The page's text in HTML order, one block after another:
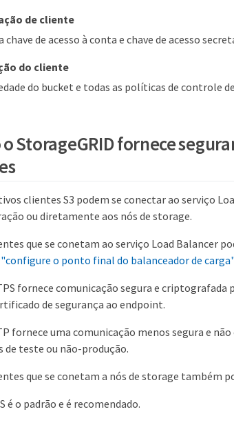
de cliente
chave de acesso à conta e chave de acesso
do cliente
do bucket e todas as políticas de controle
StorageGRID fornece
clientes S3 podem se conectar ao serviço
ou diretamente aos nós de storage.
que se conetam ao serviço Load Balancer
"configure o ponto final do balanceador de carga"
fornece comunicação segura e criptografada
de segurança ao endpoint.
fornece uma comunicação menos segura e
de teste ou não-produção.
que se conetam a nós de storage também
é o padrão e é recomendado.